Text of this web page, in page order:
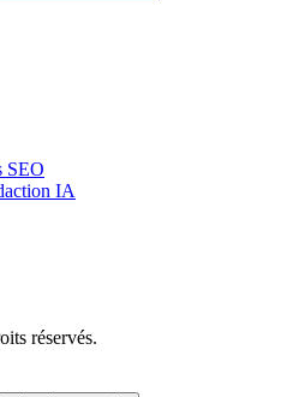
SEO
IA
réservés.